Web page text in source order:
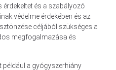
és a szabályozó
védelme érdekében és az
céljából szükséges a
megfogalmazása és
például a gyógyszerhiány